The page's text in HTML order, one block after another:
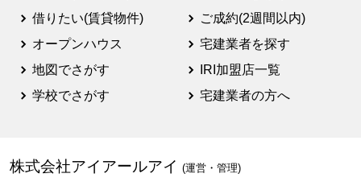
借りたい(賃貸物件)
オープンハウス
地図でさがす
学校でさがす
ご成約(2週間以内)
宅建業者を探す
IRI加盟店一覧
宅建業者の方へ
株式会社アイアールアイ (運営・管理)